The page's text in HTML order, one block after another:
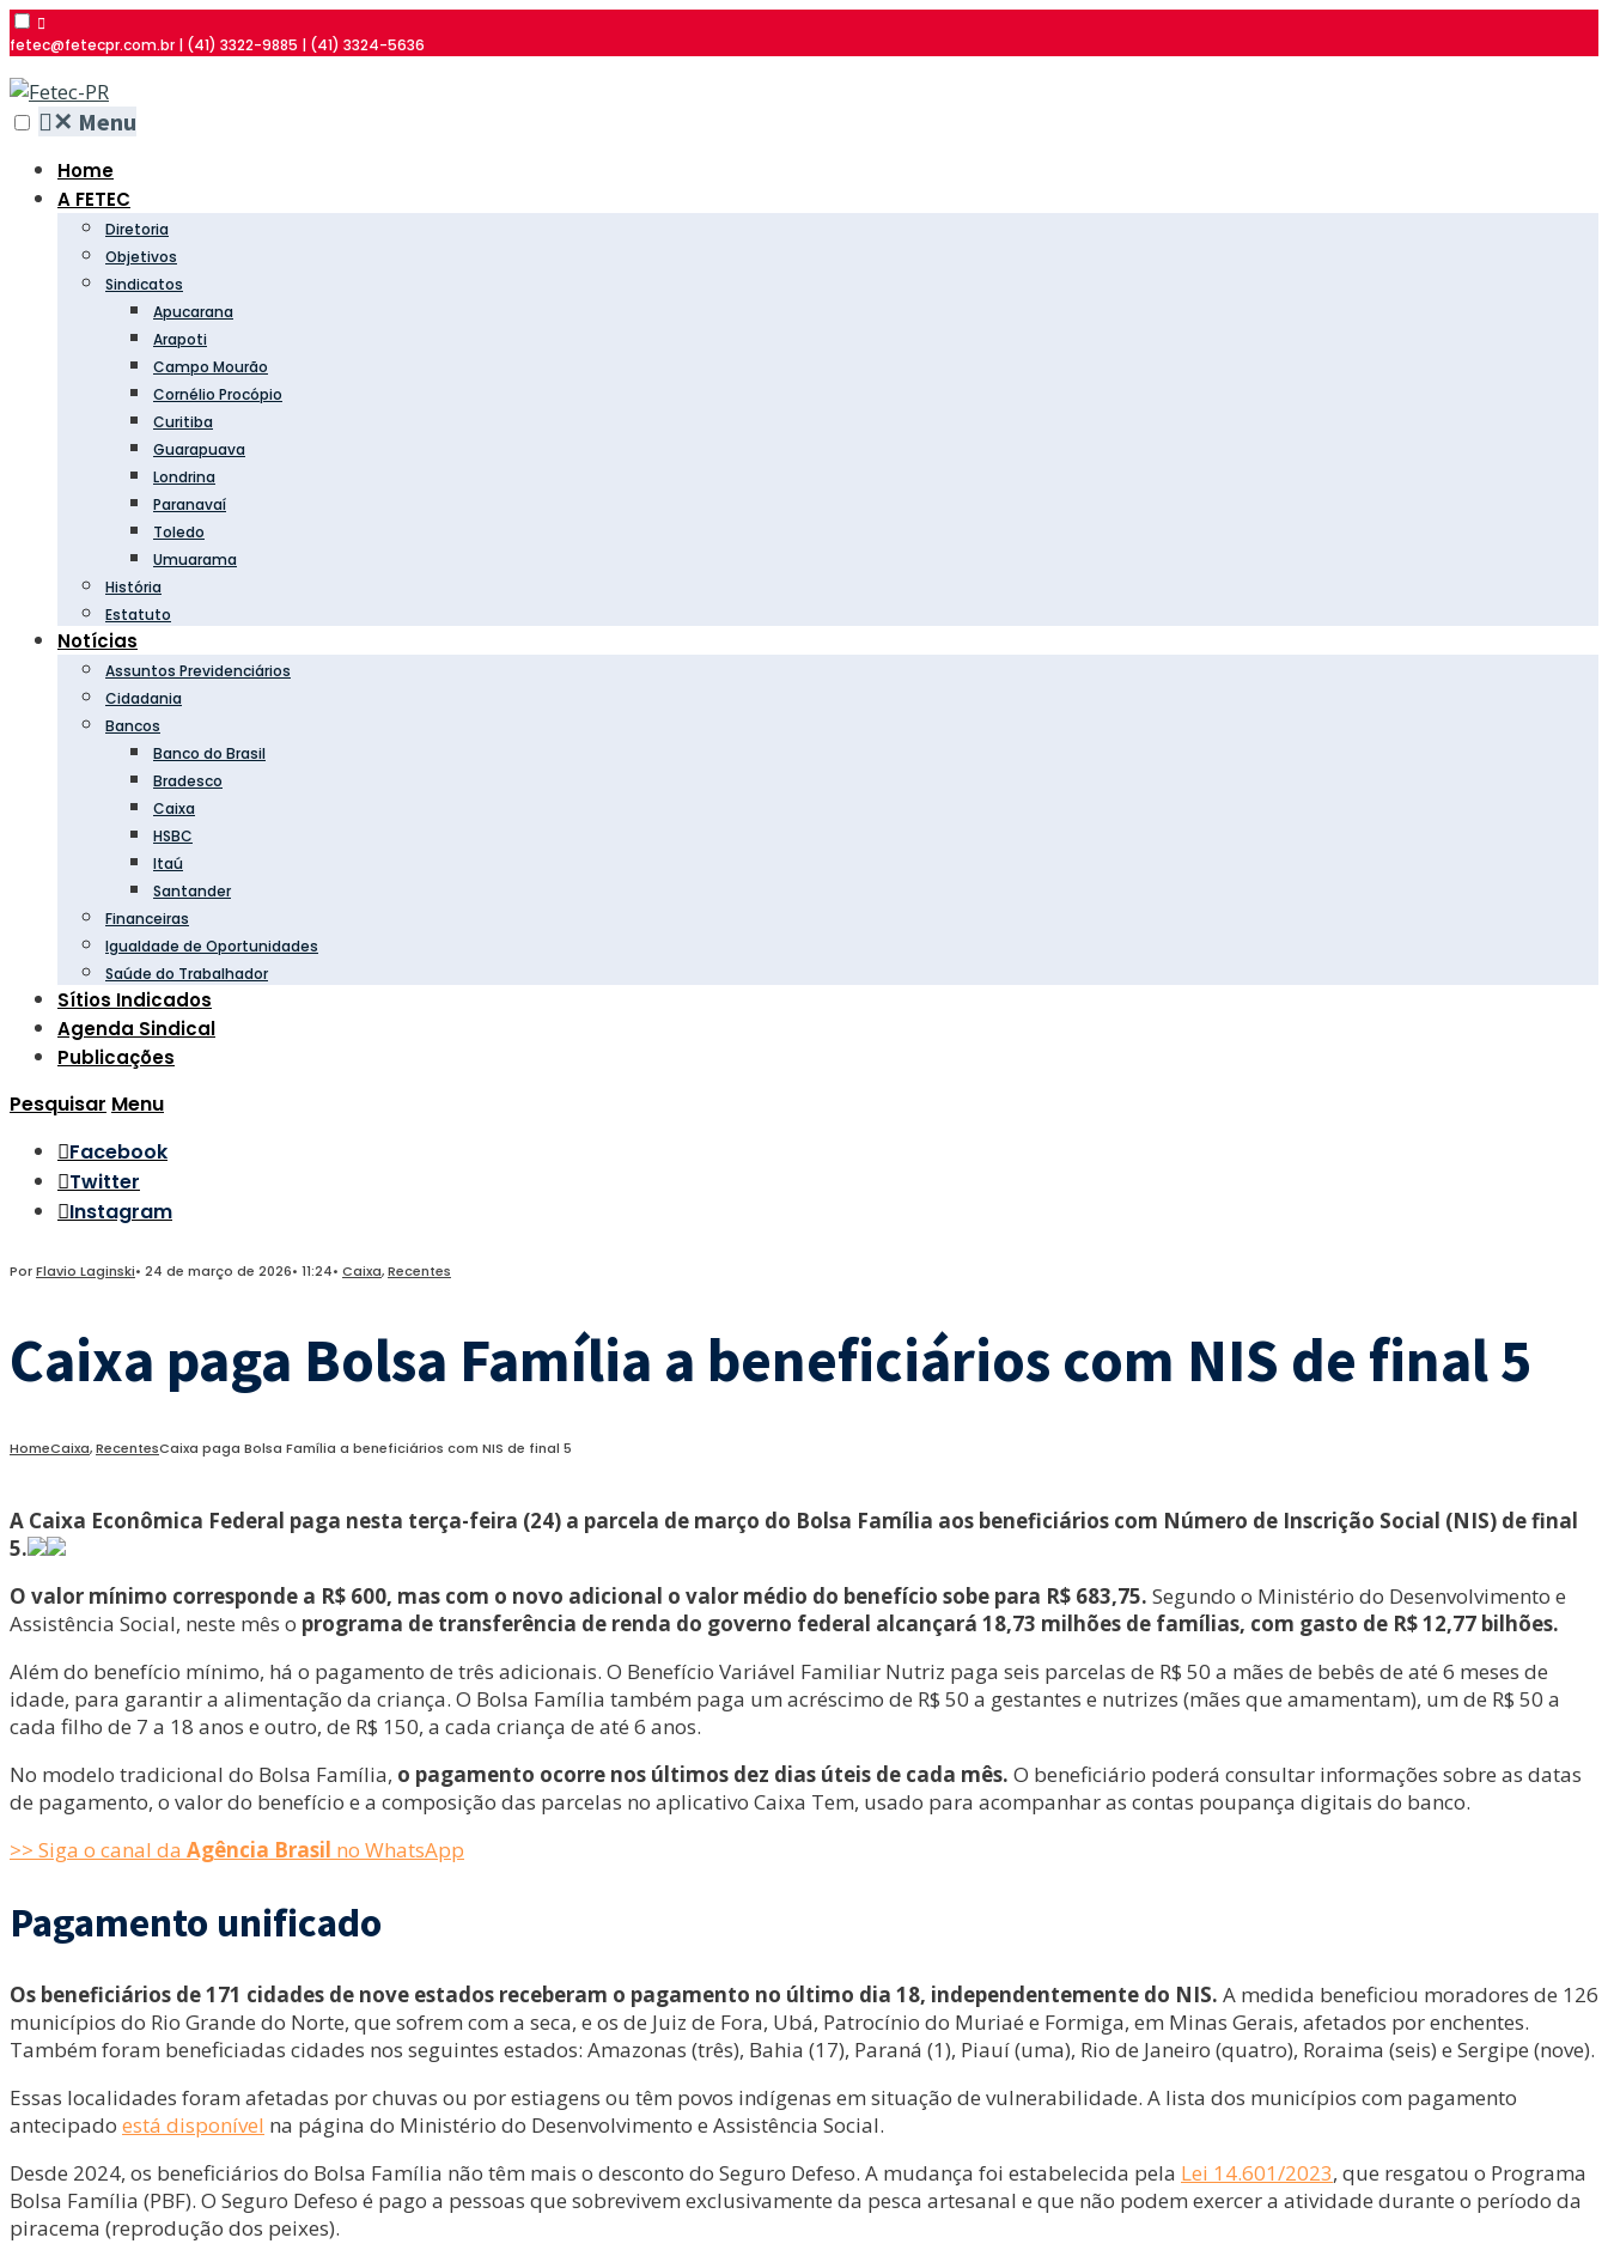
fetec@fetecpr.com.br | (41) 3322-9885 | (41) 3324-5636
✕ Menu
Home
A FETEC
Diretoria
Objetivos
Sindicatos
Apucarana
Arapoti
Campo Mourão
Cornélio Procópio
Curitiba
Guarapuava
Londrina
Paranavaí
Toledo
Umuarama
História
Estatuto
Notícias
Assuntos Previdenciários
Cidadania
Bancos
Banco do Brasil
Bradesco
Caixa
HSBC
Itaú
Santander
Financeiras
Igualdade de Oportunidades
Saúde do Trabalhador
Sítios Indicados
Agenda Sindical
Publicações
Pesquisar Menu
Facebook
Twitter
Instagram
PorFlavio Laginski• 24 de março de 2026• 11:24• Caixa,Recentes
Caixa paga Bolsa Família a beneficiários com NIS de final 5
HomeCaixa,RecentesCaixa paga Bolsa Família a beneficiários com NIS de final 5
A Caixa Econômica Federal paga nesta terça-feira (24) a parcela de março do Bolsa Família aos beneficiários com Número de Inscrição Social (NIS) de final
5.
O valor mínimo corresponde a R$ 600, mas com o novo adicional o valor médio do benefício sobe para R$ 683,75. Segundo o Ministério do Desenvolvimento e
Assistência Social, neste mês o programa de transferência de renda do governo federal alcançará 18,73 milhões de famílias, com gasto de R$ 12,77 bilhões.
Além do benefício mínimo, há o pagamento de três adicionais. O Benefício Variável Familiar Nutriz paga seis parcelas de R$ 50 a mães de bebês de até 6 meses de
idade, para garantir a alimentação da criança. O Bolsa Família também paga um acréscimo de R$ 50 a gestantes e nutrizes (mães que amamentam), um de R$ 50 a
cada filho de 7 a 18 anos e outro, de R$ 150, a cada criança de até 6 anos.
No modelo tradicional do Bolsa Família, o pagamento ocorre nos últimos dez dias úteis de cada mês. O beneficiário poderá consultar informações sobre as datas
de pagamento, o valor do benefício e a composição das parcelas no aplicativo Caixa Tem, usado para acompanhar as contas poupança digitais do banco.
>> Siga o canal da Agência Brasil no WhatsApp
Pagamento unificado
Os beneficiários de 171 cidades de nove estados receberam o pagamento no último dia 18, independentemente do NIS. A medida beneficiou moradores de 126
municípios do Rio Grande do Norte, que sofrem com a seca, e os de Juiz de Fora, Ubá, Patrocínio do Muriaé e Formiga, em Minas Gerais, afetados por enchentes.
Também foram beneficiadas cidades nos seguintes estados: Amazonas (três), Bahia (17), Paraná (1), Piauí (uma), Rio de Janeiro (quatro), Roraima (seis) e Sergipe (nove).
Essas localidades foram afetadas por chuvas ou por estiagens ou têm povos indígenas em situação de vulnerabilidade. A lista dos municípios com pagamento
antecipado está disponível na página do Ministério do Desenvolvimento e Assistência Social.
Desde 2024, os beneficiários do Bolsa Família não têm mais o desconto do Seguro Defeso. A mudança foi estabelecida pela Lei 14.601/2023, que resgatou o Programa
Bolsa Família (PBF). O Seguro Defeso é pago a pessoas que sobrevivem exclusivamente da pesca artesanal e que não podem exercer a atividade durante o período da
piracema (reprodução dos peixes).